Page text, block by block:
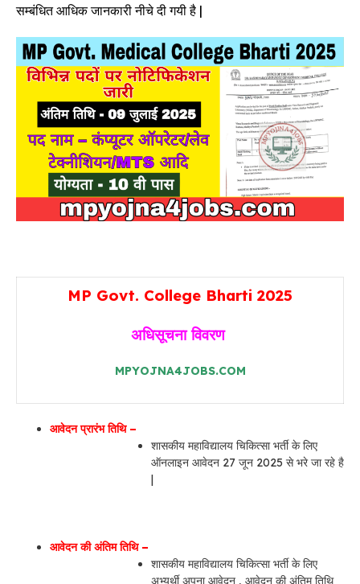
सम्बंधित आधिक जानकारी नीचे दी गयी है |
MP Govt. College Bharti 2025
अधिसूचना विवरण
MPYOJNA4JOBS.COM
आवेदन प्रारंभ तिथि –
शासकीय महाविद्यालय चिकित्सा भर्ती के लिए
ऑनलाइन आवेदन 27 जून 2025 से भरे जा रहे है
आवेदन की अंतिम तिथि –
शासकीय महाविद्यालय चिकित्सा भर्ती के लिए